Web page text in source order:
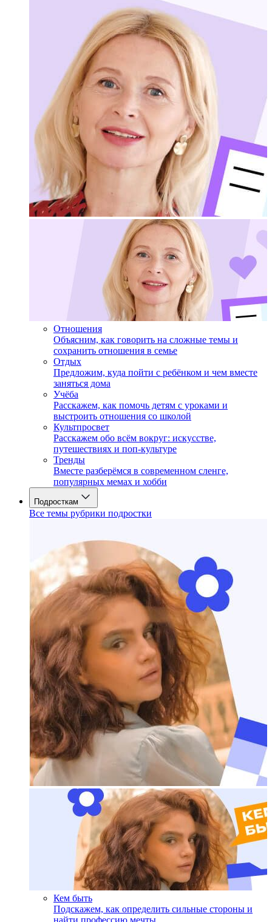
Отношения
Объясним, как говорить на сложные темы и
сохранить отношения в семье
Отдых
Предложим, куда пойти с ребёнком и чем вместе
заняться дома
Учёба
Расскажем, как помочь детям с уроками и
выстроить отношения со школой
Культпросвет
Расскажем обо всём вокруг: искусстве,
путешествиях и поп-культуре
Тренды
Вместе разберёмся в современном сленге,
популярных мемах и хобби
Подросткам
Все темы рубрики подростки
Кем быть
Подскажем, как определить сильные стороны и
найти профессию мечты